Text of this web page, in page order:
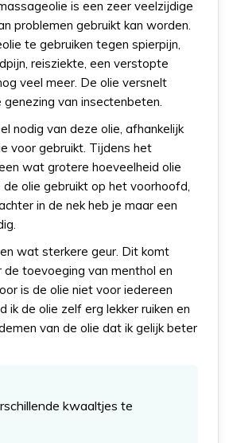
is een zeer veelzijdige
problemen gebruikt kan worden.
te gebruiken tegen spierpijn,
reisziekte, een verstopte
veel meer. De olie versnelt
van insectenbeten.
nodig van deze olie, afhankelijk
voor gebruikt. Tijdens het
wat grotere hoeveelheid olie
de olie gebruikt op het voorhoofd,
in de nek heb je maar een
wat sterkere geur. Dit komt
de toevoeging van menthol en
is de olie niet voor iedereen
ik de olie zelf erg lekker ruiken en
van de olie dat ik gelijk beter
kwaaltjes te